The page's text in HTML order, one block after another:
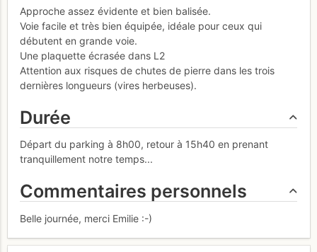
Approche assez évidente et bien balisée.
Voie facile et très bien équipée, idéale pour ceux qui
débutent en grande voie.
Une plaquette écrasée dans L2
Attention aux risques de chutes de pierre dans les trois
dernières longueurs (vires herbeuses).
Durée
Départ du parking à 8h00, retour à 15h40 en prenant
tranquillement notre temps...
Commentaires personnels
Belle journée, merci Emilie :-)